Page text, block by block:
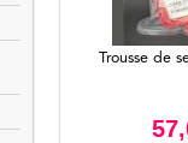
Trousse de